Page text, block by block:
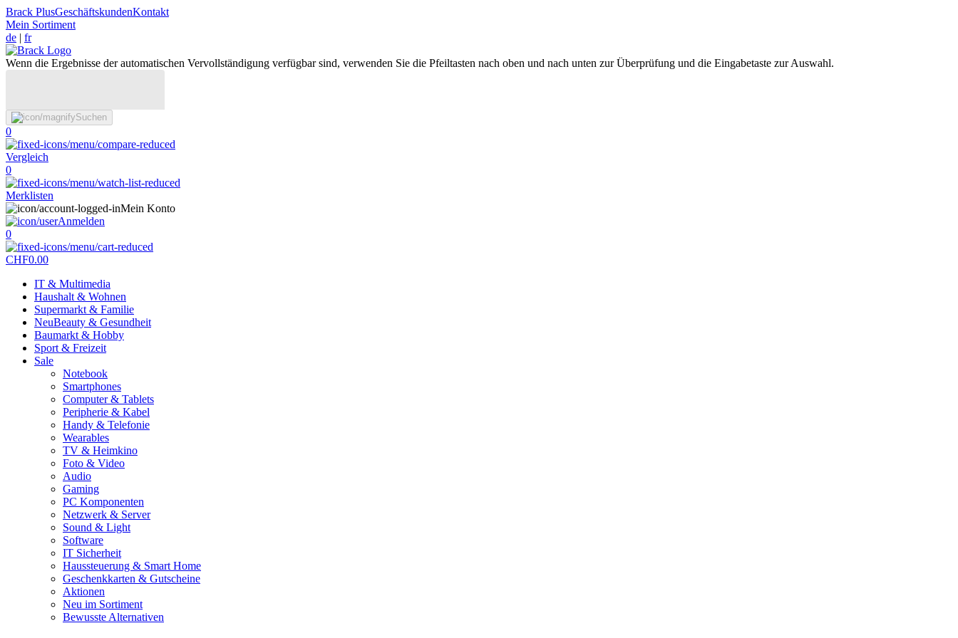
Brack PlusGeschäftskundenKontakt
Mein Sortiment
de | fr
Wenn die Ergebnisse der automatischen Vervollständigung verfügbar sind, verwenden Sie die Pfeiltasten nach oben und nach unten zur Überprüfung und die Eingabetaste zur Auswahl.
Suchen
0
Vergleich
0
Merklisten
Mein Konto
Anmelden
0
CHF0.00
IT & Multimedia
Haushalt & Wohnen
Supermarkt & Familie
NeuBeauty & Gesundheit
Baumarkt & Hobby
Sport & Freizeit
Sale
Notebook
Smartphones
Computer & Tablets
Peripherie & Kabel
Handy & Telefonie
Wearables
TV & Heimkino
Foto & Video
Audio
Gaming
PC Komponenten
Netzwerk & Server
Sound & Light
Software
IT Sicherheit
Haussteuerung & Smart Home
Geschenkkarten & Gutscheine
Aktionen
Neu im Sortiment
Bewusste Alternativen